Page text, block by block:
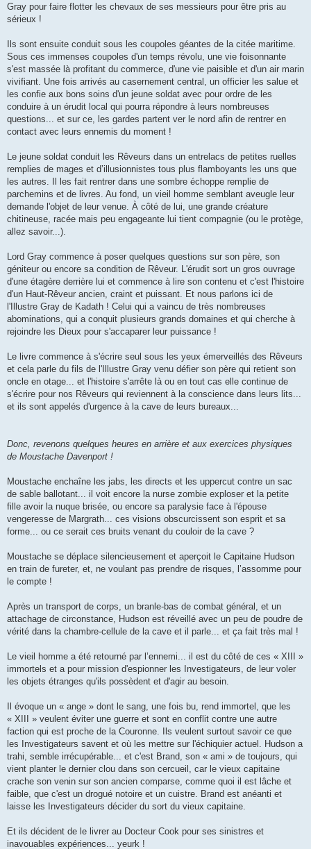
Gray pour faire flotter les chevaux de ses messieurs pour être pris au
sérieux !
Ils sont ensuite conduit sous les coupoles géantes de la citée maritime.
Sous ces immenses coupoles d'un temps révolu, une vie foisonnante
s'est massée là profitant du commerce, d'une vie paisible et d'un air marin
vivifiant. Une fois arrivés au casernement central, un officier les salue et
les confie aux bons soins d'un jeune soldat avec pour ordre de les
conduire à un érudit local qui pourra répondre à leurs nombreuses
questions... et sur ce, les gardes partent ver le nord afin de rentrer en
contact avec leurs ennemis du moment !
Le jeune soldat conduit les Rêveurs dans un entrelacs de petites ruelles
remplies de mages et d’illusionnistes tous plus flamboyants les uns que
les autres. Il les fait rentrer dans une sombre échoppe remplie de
parchemins et de livres. Au fond, un vieil homme semblant aveugle leur
demande l'objet de leur venue. À côté de lui, une grande créature
chitineuse, racée mais peu engageante lui tient compagnie (ou le protège,
allez savoir...).
Lord Gray commence à poser quelques questions sur son père, son
géniteur ou encore sa condition de Rêveur. L'érudit sort un gros ouvrage
d'une étagère derrière lui et commence à lire son contenu et c'est l'histoire
d'un Haut-Rêveur ancien, craint et puissant. Et nous parlons ici de
l'Illustre Gray de Kadath ! Celui qui a vaincu de très nombreuses
abominations, qui a conquit plusieurs grands domaines et qui cherche à
rejoindre les Dieux pour s'accaparer leur puissance !
Le livre commence à s'écrire seul sous les yeux émerveillés des Rêveurs
et cela parle du fils de l'Illustre Gray venu défier son père qui retient son
oncle en otage... et l'histoire s'arrête là ou en tout cas elle continue de
s'écrire pour nos Rêveurs qui reviennent à la conscience dans leurs lits...
et ils sont appelés d'urgence à la cave de leurs bureaux...
Donc, revenons quelques heures en arrière et aux exercices physiques
de Moustache Davenport !
Moustache enchaîne les jabs, les directs et les uppercut contre un sac
de sable ballotant... il voit encore la nurse zombie exploser et la petite
fille avoir la nuque brisée, ou encore sa paralysie face à l'épouse
vengeresse de Margrath... ces visions obscurcissent son esprit et sa
forme... ou ce serait ces bruits venant du couloir de la cave ?
Moustache se déplace silencieusement et aperçoit le Capitaine Hudson
en train de fureter, et, ne voulant pas prendre de risques, l’assomme pour
le compte !
Après un transport de corps, un branle-bas de combat général, et un
attachage de circonstance, Hudson est réveillé avec un peu de poudre de
vérité dans la chambre-cellule de la cave et il parle... et ça fait très mal !
Le vieil homme a été retourné par l’ennemi... il est du côté de ces « XIII »
immortels et a pour mission d'espionner les Investigateurs, de leur voler
les objets étranges qu'ils possèdent et d'agir au besoin.
Il évoque un « ange » dont le sang, une fois bu, rend immortel, que les
« XIII » veulent éviter une guerre et sont en conflit contre une autre
faction qui est proche de la Couronne. Ils veulent surtout savoir ce que
les Investigateurs savent et où les mettre sur l'échiquier actuel. Hudson a
trahi, semble irrécupérable... et c'est Brand, son « ami » de toujours, qui
vient planter le dernier clou dans son cercueil, car le vieux capitaine
crache son venin sur son ancien comparse, comme quoi il est lâche et
faible, que c'est un drogué notoire et un cuistre. Brand est anéanti et
laisse les Investigateurs décider du sort du vieux capitaine.
Et ils décident de le livrer au Docteur Cook pour ses sinistres et
inavouables expériences... yeurk !